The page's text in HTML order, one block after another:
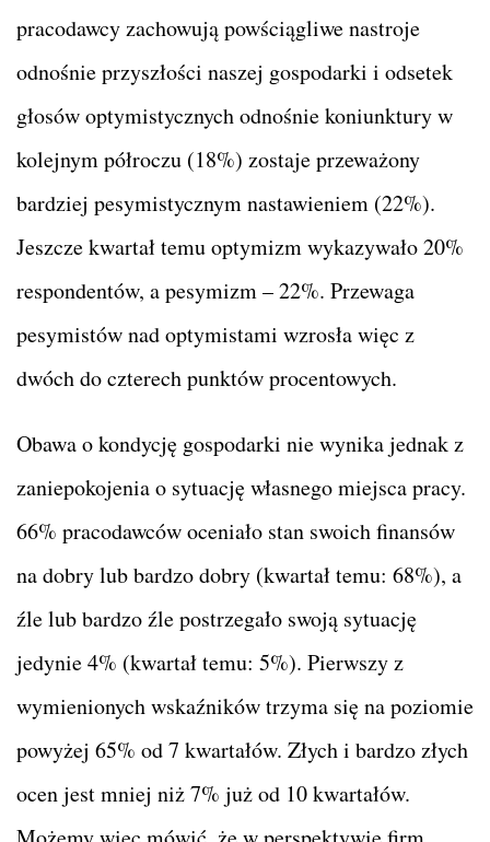
pracodawcy zachowują powściągliwe nastroje
odnośnie przyszłości naszej gospodarki i odsetek
głosów optymistycznych odnośnie koniunktury w
kolejnym półroczu (18%) zostaje przeważony
bardziej pesymistycznym nastawieniem (22%).
Jeszcze kwartał temu optymizm wykazywało 20%
respondentów, a pesymizm – 22%. Przewaga
pesymistów nad optymistami wzrosła więc z
dwóch do czterech punktów procentowych.
Obawa o kondycję gospodarki nie wynika jednak z
zaniepokojenia o sytuację własnego miejsca pracy.
66% pracodawców oceniało stan swoich finansów
na dobry lub bardzo dobry (kwartał temu: 68%), a
źle lub bardzo źle postrzegało swoją sytuację
jedynie 4% (kwartał temu: 5%). Pierwszy z
wymienionych wskaźników trzyma się na poziomie
powyżej 65% od 7 kwartałów. Złych i bardzo złych
ocen jest mniej niż 7% już od 10 kwartałów.